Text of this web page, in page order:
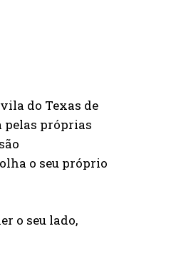
do Texas de
pelas próprias
o seu próprio
o seu lado,